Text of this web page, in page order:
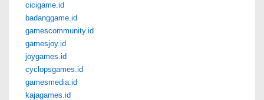
cicigame.id
badanggame.id
gamescommunity.id
gamesjoy.id
joygames.id
cyclopsgames.id
gamesmedia.id
kajagames.id